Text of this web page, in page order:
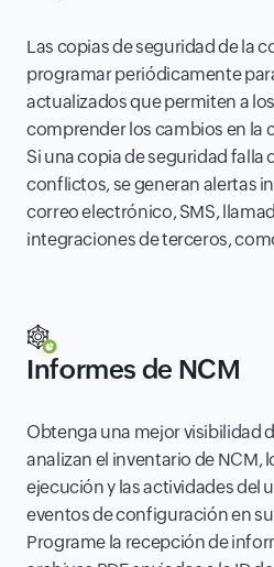
Las copias de seguridad de la
programar periódicamente
actualizados que permiten a
comprender los cambios en la
Si una copia de seguridad falla
conflictos, se generan alertas
correo electrónico, SMS,
integraciones de terceros,
Informes de NCM
Obtenga una mejor visibilidad
analizan el inventario de NCM,
ejecución y las actividades del
eventos de configuración en
Programe la recepción de